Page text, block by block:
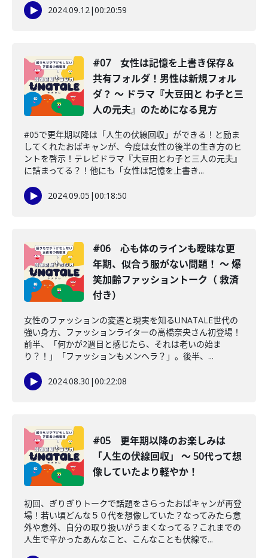
2024.09.12|00:20:59
#07 女性は記憶を上書き保存＆
共有フォルダ！男性は新規フォル
ダ？ 〜 ドラマ『大豆田と わ子と三
人の元夫』のためになる見方
#05で更年期以降は「人生の伏線回収」ができる！と励ま
してくれたおばキャンが、今度は女性の後半の生き方のヒ
ントを啓示！テレビドラマ『大豆田とわ子と三人の元夫』
に詰まってる？！他にも「女性は記憶を上書き...
2024.09.05 |00:18:50
#06 心も体のラインも曖昧な更
年期、似合う服がない問題！ 〜 爆
笑加齢ファッショントーク（ 救済
付き）
女性のファッションの変遷と現実を知るUNATALE世代の
強い身方、ファッションライターの高橋奈央さん初登場！
前半、「何かが2週目と感じたら、それは老いの始ま
り？！」「ファッションもメンヘラ？」。後半、...
2024.08.30 |00:22:08
#05 更年期以降のお楽しみは
「人生の伏線回収」 〜 50代って想
像していたより軽やか！
初回、ぎりぎりトークで話題をさらったおばキャンが再登
場！若い頃どんな５０代を想像していた？なってみたら意
外や意外、自分の取り扱いがうまくなってる？これまでの
人生で辛かったあんなこと、こんなことも伏線で...